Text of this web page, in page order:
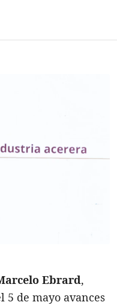
Ebrard,
5 de mayo avances